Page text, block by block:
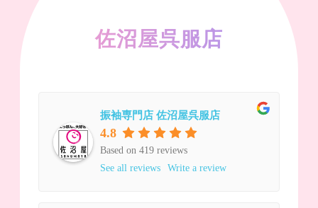
佐沼屋呉服店
振袖専門店 佐沼屋呉服店
4.8
Based on 419 reviews
See all reviews
Write a review